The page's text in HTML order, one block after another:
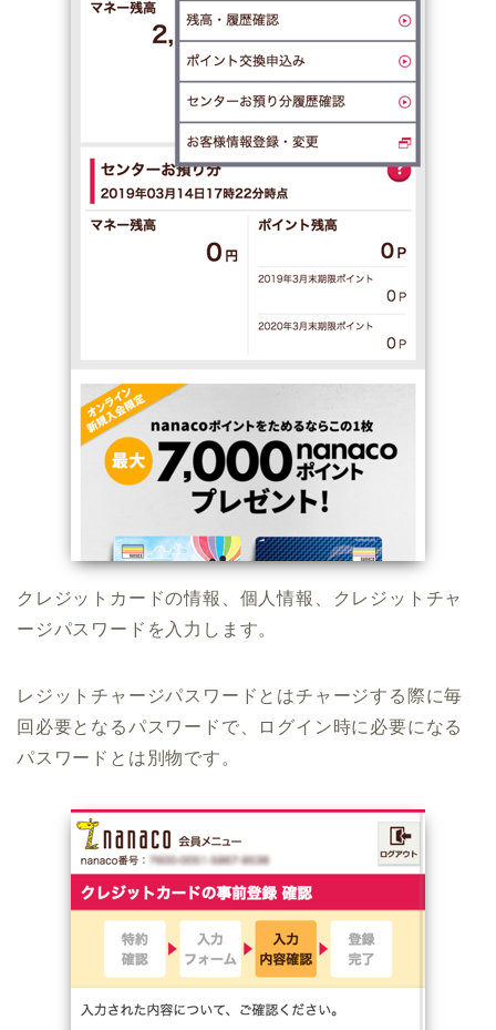
クレジットカードの情報、個人情報、クレジットチャ
ージパスワードを入力します。
レジットチャージパスワードとはチャージする際に毎
回必要となるパスワードで、ログイン時に必要になる
パスワードとは別物です。